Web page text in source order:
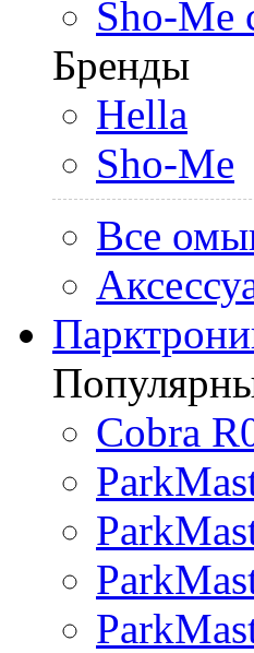
Sho-Me
Бренды
Hella
Sho-Me
Все
Cobra